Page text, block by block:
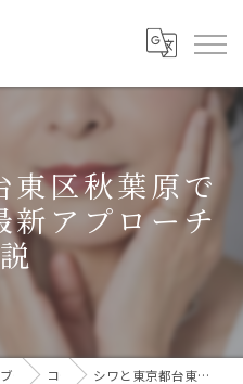
東区秋葉原で
新アプローチ
ブログ コラム シワと東京都台東区秋葉原で美白を叶える最新アプローチ解説